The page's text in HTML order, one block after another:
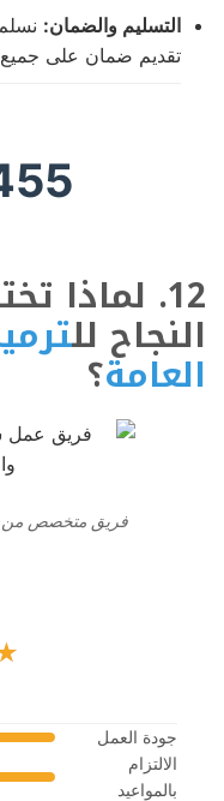
التسليم والضمان:
تقديم ضمان على جميع
12. لماذا
النجاح لل
العامة؟
فريق متخصص من
جودة العمل
الالتزام
بالمواعيد